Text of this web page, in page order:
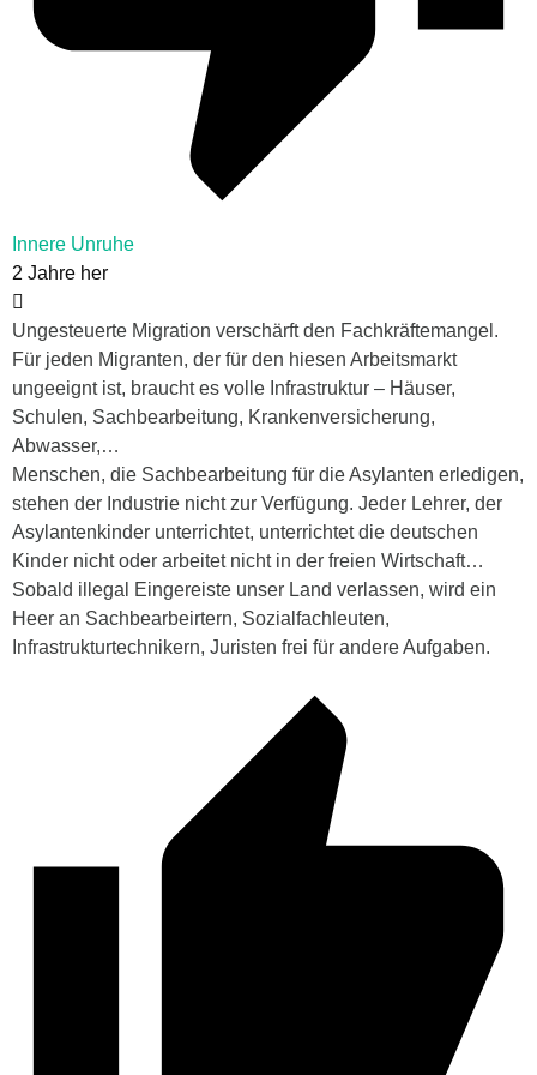
Innere Unruhe
2 Jahre her
Ungesteuerte Migration verschärft den Fachkräftemangel.
Für jeden Migranten, der für den hiesen Arbeitsmarkt
ungeeignt ist, braucht es volle Infrastruktur – Häuser,
Schulen, Sachbearbeitung, Krankenversicherung,
Abwasser,…
Menschen, die Sachbearbeitung für die Asylanten erledigen,
stehen der Industrie nicht zur Verfügung. Jeder Lehrer, der
Asylantenkinder unterrichtet, unterrichtet die deutschen
Kinder nicht oder arbeitet nicht in der freien Wirtschaft…
Sobald illegal Eingereiste unser Land verlassen, wird ein
Heer an Sachbearbeirtern, Sozialfachleuten,
Infrastrukturtechnikern, Juristen frei für andere Aufgaben.